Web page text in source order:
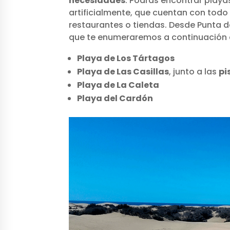
artificialmente, que cuentan con
restaurantes o tiendas. Desde Punta
que te enumeraremos a
Playa de Los Tártagos
Playa de Las Casillas, junto a las
Playa de La Caleta
Playa del Cardón